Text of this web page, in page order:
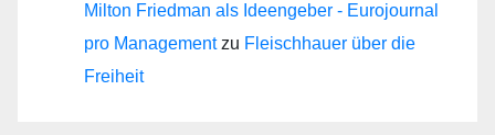
Milton Friedman als Ideengeber - Eurojournal
pro Managementzu Fleischhauer über die
Freiheit